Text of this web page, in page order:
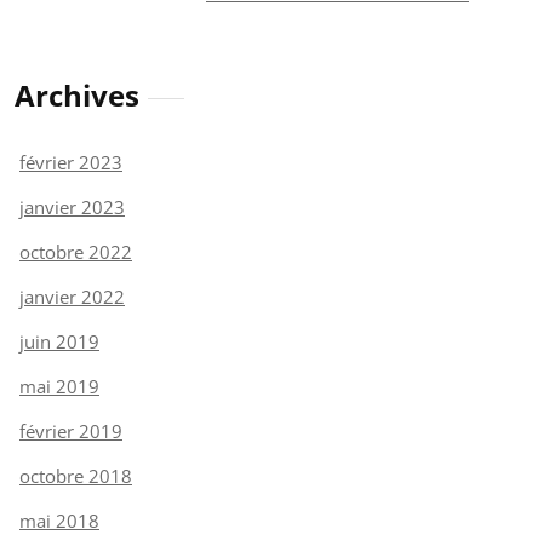
Archives
février 2023
janvier 2023
octobre 2022
janvier 2022
juin 2019
mai 2019
février 2019
octobre 2018
mai 2018